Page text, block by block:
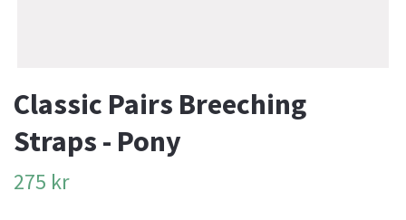
Classic Pairs Breeching
Straps - Pony
275 kr